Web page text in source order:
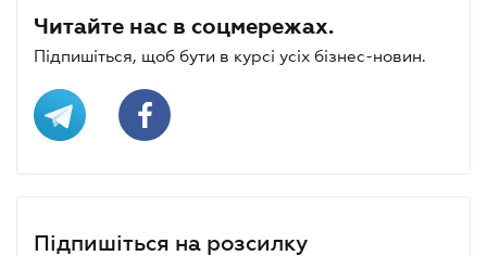
Читайте нас в соцмережах.
Підпишіться, щоб бути в курсі усіх бізнес-новин.
Підпишіться на розсилку